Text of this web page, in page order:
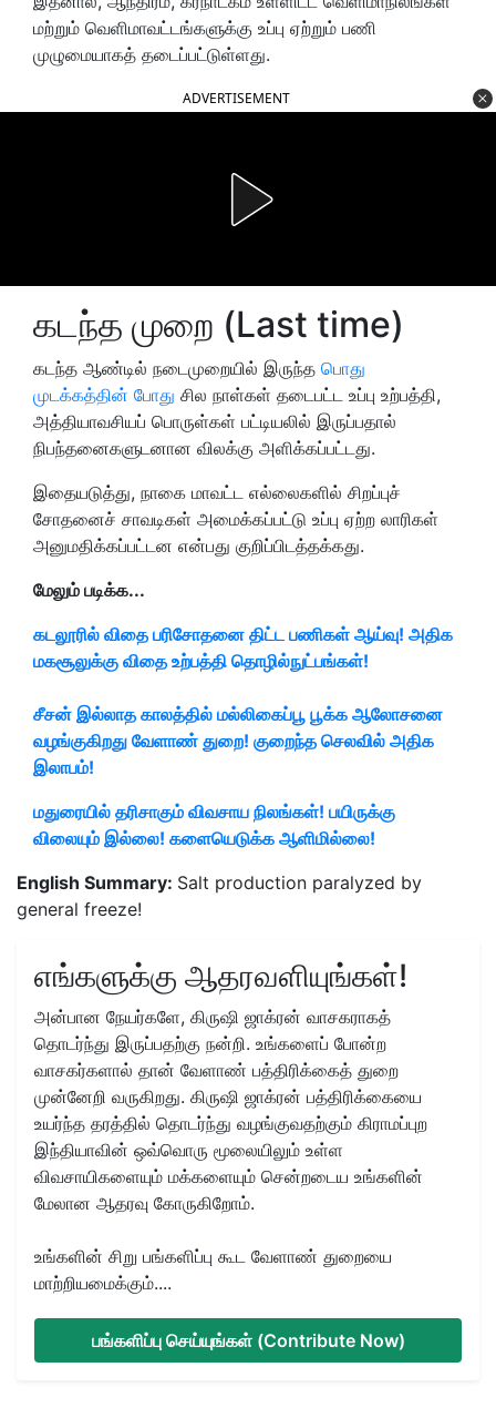
மற்றும் வெளிமாவட்டங்களுக்கு உப்பு ஏற்றும் பணி
முழுமையாகத் தடைப்பட்டுள்ளது.
ADVERTISEMENT
கடந்த முறை (Last time)
கடந்த ஆண்டில் நடைமுறையில் இருந்த பொது
முடக்கத்தின் போது சில நாள்கள் தடைபட்ட உப்பு உற்பத்தி,
அத்தியாவசியப் பொருள்கள் பட்டியலில் இருப்பதால்
நிபந்தனைகளுடனான விலக்கு அளிக்கப்பட்டது.
இதையடுத்து, நாகை மாவட்ட எல்லைகளில் சிறப்புச்
சோதனைச் சாவடிகள் அமைக்கப்பட்டு உப்பு ஏற்ற லாரிகள்
அனுமதிக்கப்பட்டன என்பது குறிப்பிடத்தக்கது.
மேலும் படிக்க...
கடலூரில் விதை பரிசோதனை திட்ட பணிகள் ஆய்வு! அதிக
மகசூலுக்கு விதை உற்பத்தி தொழில்நுட்பங்கள்!
சீசன் இல்லாத காலத்தில் மல்லிகைப்பூ பூக்க ஆலோசனை
வழங்குகிறது வேளாண் துறை! குறைந்த செலவில் அதிக
இலாபம்!
மதுரையில் தரிசாகும் விவசாய நிலங்கள்! பயிருக்கு
விலையும் இல்லை! களையெடுக்க ஆளிமில்லை!
English Summary: Salt production paralyzed by
general freeze!
எங்களுக்கு ஆதரவளியுங்கள்!
அன்பான நேயர்களே, கிருஷி ஜாக்ரன் வாசகராகத்
தொடர்ந்து இருப்பதற்கு நன்றி. உங்களைப் போன்ற
வாசகர்களால் தான் வேளாண் பத்திரிக்கைத் துறை
முன்னேறி வருகிறது. கிருஷி ஜாக்ரன் பத்திரிக்கையை
உயர்ந்த தரத்தில் தொடர்ந்து வழங்குவதற்கும் கிராமப்புற
இந்தியாவின் ஒவ்வொரு மூலையிலும் உள்ள
விவசாயிகளையும் மக்களையும் சென்றடைய உங்களின்
மேலான ஆதரவு கோருகிறோம்.
உங்களின் சிறு பங்களிப்பு கூட வேளாண் துறையை
மாற்றியமைக்கும்....
பங்களிப்பு செய்யுங்கள் (Contribute Now)